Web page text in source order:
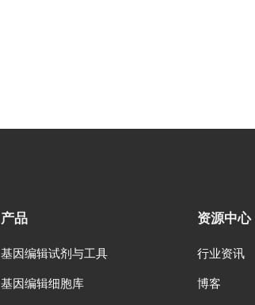
产品
基因编辑试剂与工具
基因编辑细胞库
资源中心
行业资讯
博客